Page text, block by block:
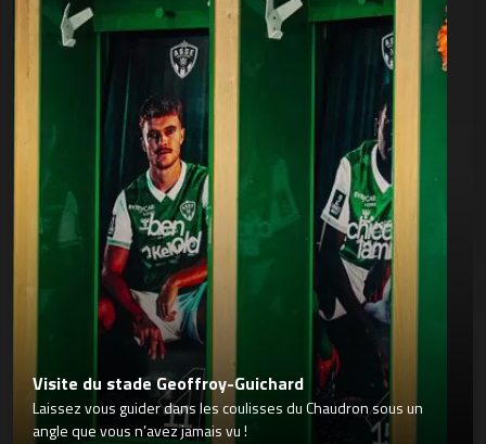
Visite du stade Geoffroy-Guichard
Laissez vous guider dans les coulisses du Chaudron sous un
angle que vous n’avez jamais vu !